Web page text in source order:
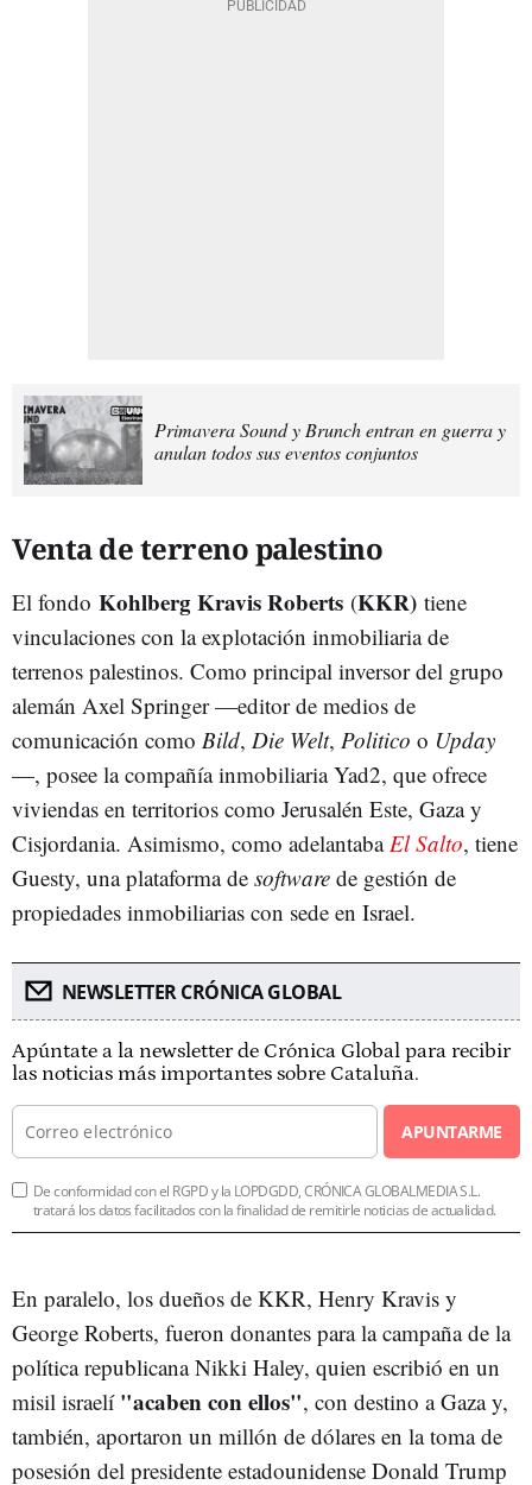
Primavera Sound y Brunch entran en guerra y
anulan todos sus eventos conjuntos
Venta de terreno palestino
El fondo Kohlberg Kravis Roberts (KKR) tiene
vinculaciones con la explotación inmobiliaria de
terrenos palestinos. Como principal inversor del grupo
alemán Axel Springer—editor de medios de
comunicación como Bild, Die Welt, Politico o Upday
—, posee la compañía inmobiliaria Yad2, que ofrece
viviendas en territorios como Jerusalén Este, Gaza y
Cisjordania. Asimismo, como adelantabaEl Salto, tiene
Guesty, una plataforma de software de gestión de
propiedades inmobiliarias con sede en Israel.
NEWSLETTER CRÓNICA GLOBAL
Apúntate a la newsletter de Crónica Global para recibir
las noticias más importantes sobre Cataluña.
APUNTARME
De conformidad con el RGPD y la LOPDGDD, CRÓNICA GLOBALMEDIA S.L.
tratará los datos facilitados con la finalidad de remitirle noticias de actualidad.
En paralelo, los dueños de KKR, Henry Kravis y
George Roberts, fueron donantes para la campaña de la
política republicana Nikki Haley, quien escribió en un
misil israelí"acaben con ellos", con destino a Gaza y,
también, aportaron un millón de dólares en la toma de
posesión del presidente estadounidense Donald Trump